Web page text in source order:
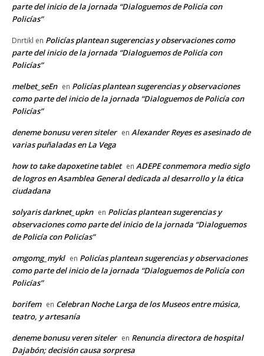
parte del inicio de la jornada “Dialoguemos de Policía con
Policías”
Dnrtikl en Policías plantean sugerencias y observaciones como
parte del inicio de la jornada “Dialoguemos de Policía con
Policías”
melbet_seEn en Policías plantean sugerencias y observaciones
como parte del inicio de la jornada “Dialoguemos de Policía con
Policías”
deneme bonusu veren siteler en Alexander Reyes es asesinado de
varias puñaladas en La Vega
how to take dapoxetine tablet en ADEPE conmemora medio siglo
de logros en Asamblea General dedicada al desarrollo y la ética
ciudadana
solyaris darknet_upkn en Policías plantean sugerencias y
observaciones como parte del inicio de la jornada “Dialoguemos
de Policía con Policías”
omgomg_mykl en Policías plantean sugerencias y observaciones
como parte del inicio de la jornada “Dialoguemos de Policía con
Policías”
borifem en Celebran Noche Larga de los Museos entre música,
teatro, y artesanía
deneme bonusu veren siteler en Renuncia directora de hospital
Dajabón; decisión causa sorpresa